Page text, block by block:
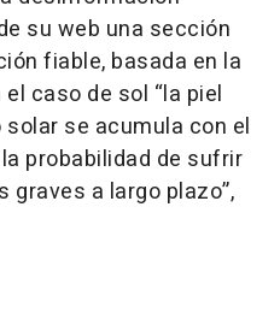
su web una sección
fiable, basada en la
caso de sol “la piel
se acumula con el
probabilidad de sufrir
a largo plazo”,